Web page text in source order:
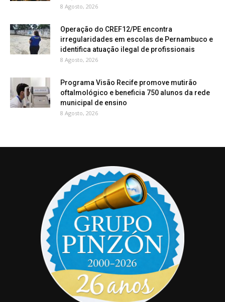
8 Agosto, 2026
Operação do CREF12/PE encontra
irregularidades em escolas de Pernambuco e
identifica atuação ilegal de profissionais
8 Agosto, 2026
Programa Visão Recife promove mutirão
oftalmológico e beneficia 750 alunos da rede
municipal de ensino
8 Agosto, 2026